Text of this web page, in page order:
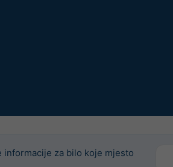
informacije za bilo koje mjesto